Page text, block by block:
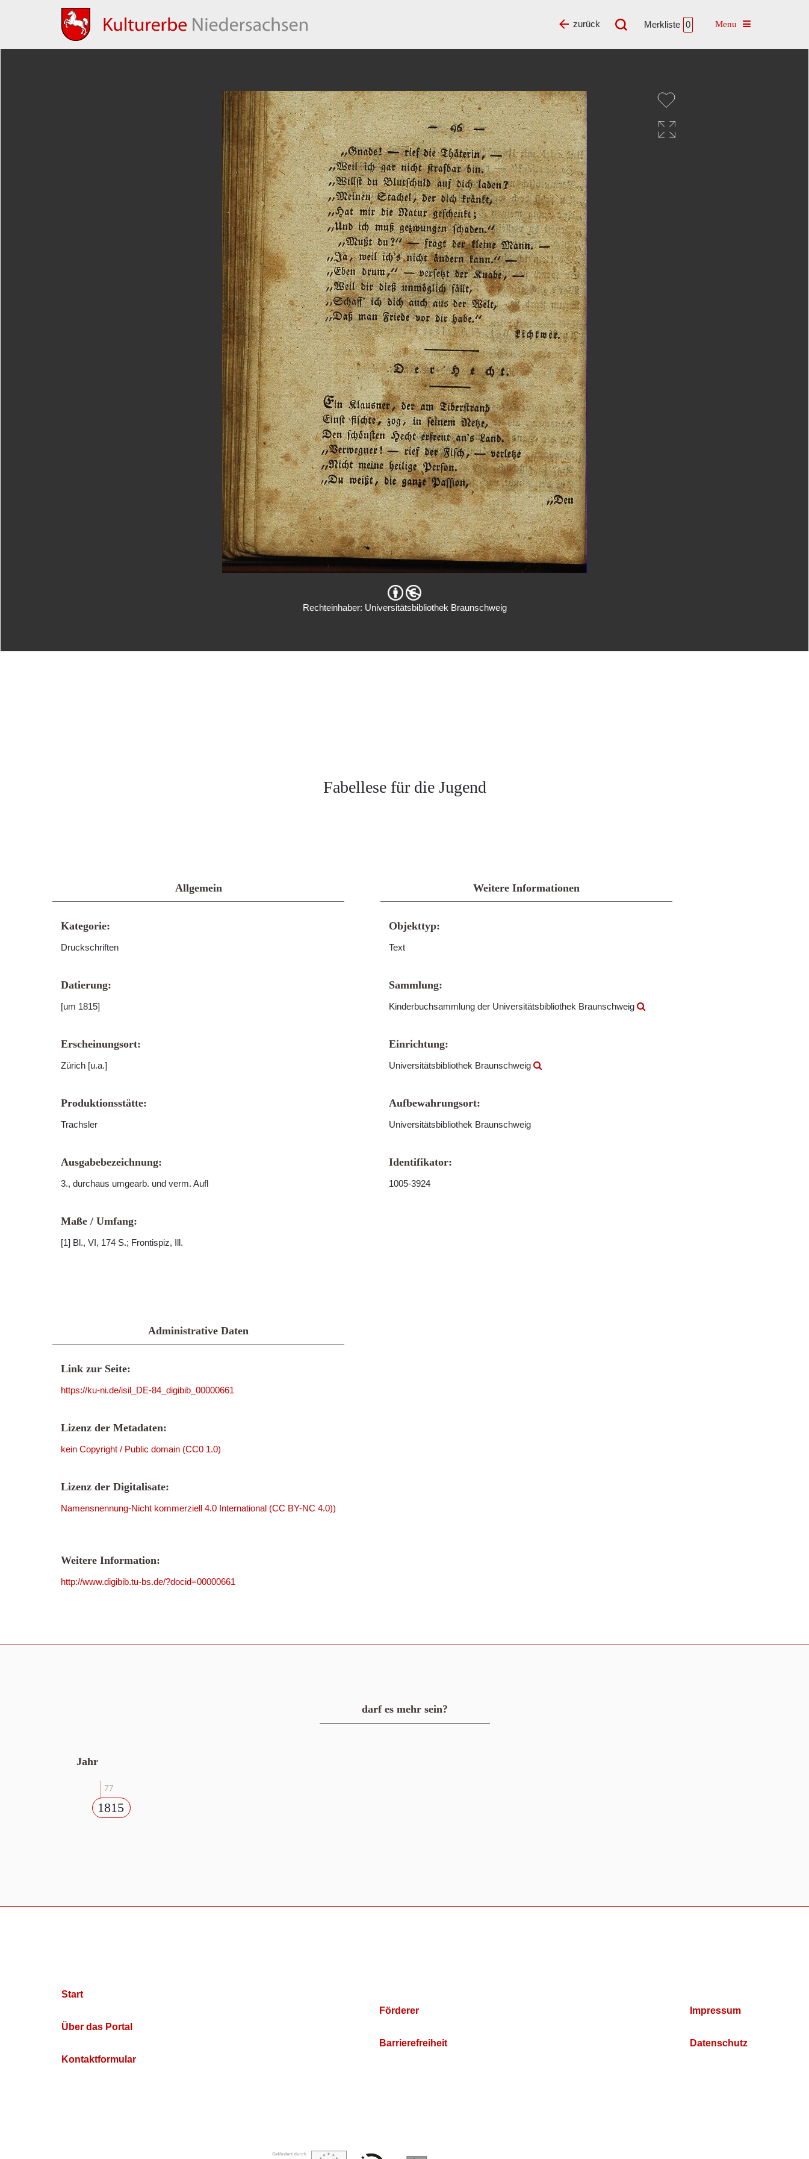
Merkliste 0 Toggle navigation
zurück
Rechteinhaber: Universitätsbibliothek Braunschweig
Fabellese für die Jugend
Allgemein
Kategorie:
Druckschriften
Datierung:
[um 1815]
Erscheinungsort:
Zürich [u.a.]
Produktionsstätte:
Trachsler
Ausgabebezeichnung:
3., durchaus umgearb. und verm. Aufl
Maße / Umfang:
[1] Bl., VI, 174 S.; Frontispiz, Ill.
Weitere Informationen
Objekttyp:
Text
Sammlung:
Kinderbuchsammlung der Universitätsbibliothek Braunschweig
Einrichtung:
Universitätsbibliothek Braunschweig
Aufbewahrungsort:
Universitätsbibliothek Braunschweig
Identifikator:
1005-3924
Administrative Daten
Link zur Seite:
https://ku-ni.de/isil_DE-84_digibib_00000661
Lizenz der Metadaten:
kein Copyright / Public domain (CC0 1.0)
Lizenz der Digitalisate:
Namensnennung-Nicht kommerziell 4.0 International (CC BY-NC 4.0))
Weitere Information:
http://www.digibib.tu-bs.de/?docid=00000661
darf es mehr sein?
Jahr
77
1815
Start
Über das Portal
Kontaktformular
Förderer
Barrierefreiheit
Impressum
Datenschutz